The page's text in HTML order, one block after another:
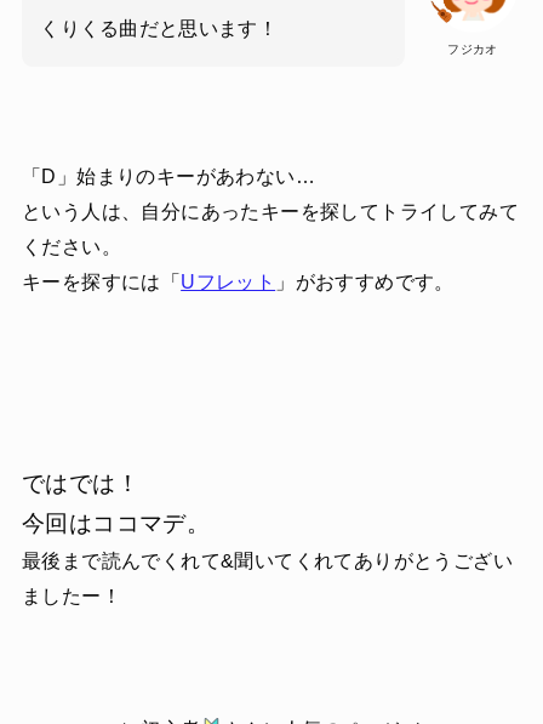
フジカオ
くりくる曲だと思います！
「D」始まりのキーがあわない…
という人は、自分にあったキーを探してトライしてみて
ください。
キーを探すには「Uフレット 」がおすすめです。
ではでは！
今回はココマデ。
最後まで読んでくれて&聞いてくれてありがとうござい
ましたー！